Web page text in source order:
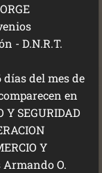
- D.N.R.T.
días del mes de
en
Y SEGURIDAD
Y
Armando O.